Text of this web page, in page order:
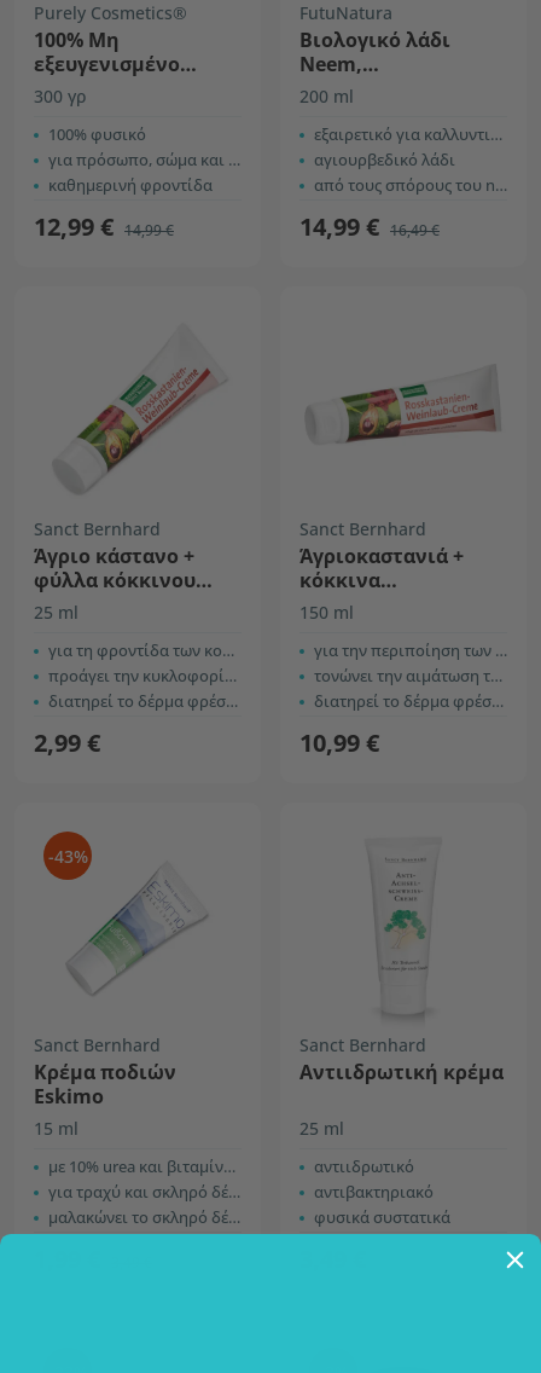
Purely Cosmetics®
100% Mη
εξευγενισμένο
βούτυρο καριτέ
300 γρ
100% φυσικό
για πρόσωπο, σώμα και μαλλιά
καθημερινή φροντίδα
12,99 € 14,99 €
FutuNatura
Βιολογικό λάδι
Neem,
ψυχρής έκθλιψης
200 ml
εξαιρετικό για καλλυντικά
αγιουρβεδικό λάδι
από τους σπόρους του neem
14,99 € 16,49 €
Sanct Bernhard
Άγριο κάστανο +
φύλλα κόκκινου
αμπελιού, κρέμα
25 ml
για τη φροντίδα των κουρασμένων ποδιών
προάγει την κυκλοφορία του δέρματος
διατηρεί το δέρμα φρέσκο, λείο και ελαστικό
2,99 €
Sanct Bernhard
Άγριοκαστανιά +
κόκκινα
αμπελόφυλλα,
150 ml
για την περιποίηση των κουρασμένων ποδιών
τονώνει την αιμάτωση του δέρματος
διατηρεί το δέρμα φρέσκο, λείο και ελαστικό
10,99 €
-43%
Sanct Bernhard
Κρέμα ποδιών
Eskimo
15 ml
με 10% urea και βιταμίνη Ε
για τραχύ και σκληρό δέρμα
μαλακώνει το σκληρό δέρμα
Sanct Bernhard
Αντιιδρωτική κρέμα
25 ml
αντιιδρωτικό
αντιβακτηριακό
φυσικά συστατικά